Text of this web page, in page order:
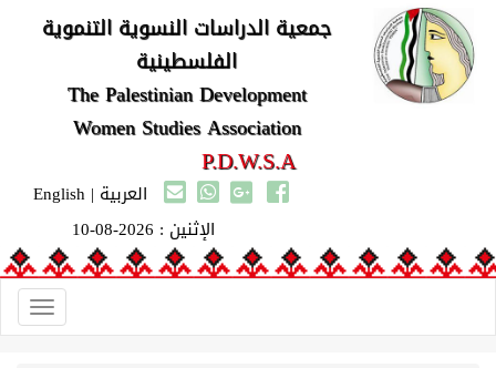
جمعية الدراسات النسوية التنموية
الفلسطينية
The Palestinian Development
Women Studies Association
P.D.W.S.A
العربية |
English
الإثنين : 2026-08-10